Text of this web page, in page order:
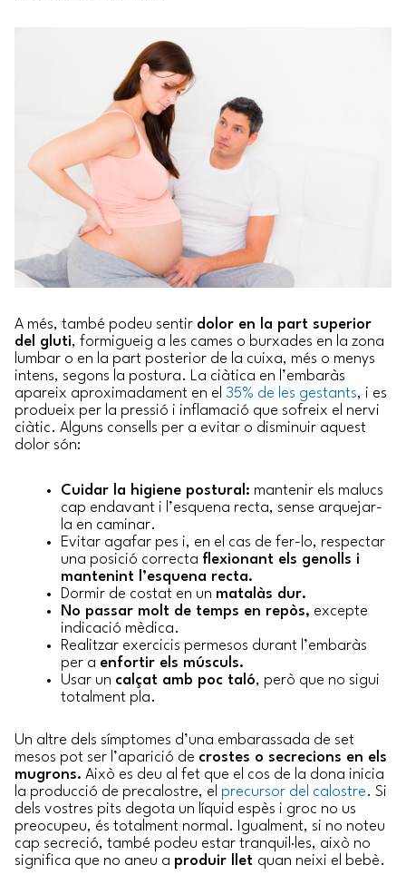
A més, també podeu sentir dolor en la part superior
del gluti, formigueig a les cames o burxades en la zona
lumbar o en la part posterior de la cuixa, més o menys
intens, segons la postura. La ciàtica en l’embaràs
apareix aproximadament en el 35% de les gestants, i es
produeix per la pressió i inflamació que sofreix el nervi
ciàtic. Alguns consells per a evitar o disminuir aquest
dolor són:
Cuidar la higiene postural: mantenir els malucs
cap endavant i l’esquena recta, sense arquejar-
la en caminar.
Evitar agafar pes i, en el cas de fer-lo, respectar
una posició correcta flexionant els genolls i
mantenint l’esquena recta.
Dormir de costat en un matalàs dur.
No passar molt de temps en repòs, excepte
indicació mèdica.
Realitzar exercicis permesos durant l’embaràs
per a enfortir els músculs.
Usar un calçat amb poc taló, però que no sigui
totalment pla.
Un altre dels símptomes d’una embarassada de set
mesos pot ser l’aparició de crostes o secrecions en els
mugrons. Això es deu al fet que el cos de la dona inicia
la producció de precalostre, el precursor del calostre. Si
dels vostres pits degota un líquid espès i groc no us
preocupeu, és totalment normal. Igualment, si no noteu
cap secreció, també podeu estar tranquil·les, això no
significa que no aneu a produir llet quan neixi el bebè.